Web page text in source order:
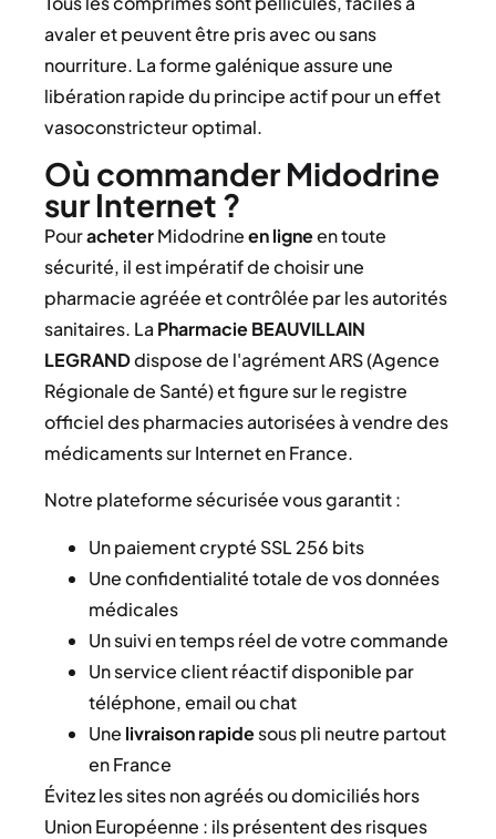
avaler et peuvent être pris avec ou sans
nourriture. La forme galénique assure une
libération rapide du principe actif pour un effet
vasoconstricteur optimal.
Où commander Midodrine
sur Internet ?
PouracheterMidodrineen ligneen toute
sécurité, il est impératif de choisir une
pharmacie agréée et contrôlée par les autorités
sanitaires. La Pharmacie BEAUVILLAIN
LEGRANDdispose de l'agrément ARS (Agence
Régionale de Santé) et figure sur le registre
officiel des pharmacies autorisées à vendre des
médicaments sur Internet en France.
Notre plateforme sécurisée vous garantit :
Un paiement crypté SSL 256 bits
Une confidentialité totale de vos données
médicales
Un suivi en temps réel de votre commande
Un service client réactif disponible par
téléphone, email ou chat
Une livraison rapidesous pli neutre partout
en France
Évitez les sites non agréés ou domiciliés hors
Union Européenne : ils présentent des risques